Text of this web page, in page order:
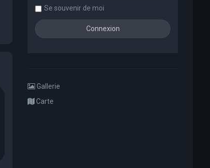
Se souvenir de moi
Gallerie
Carte